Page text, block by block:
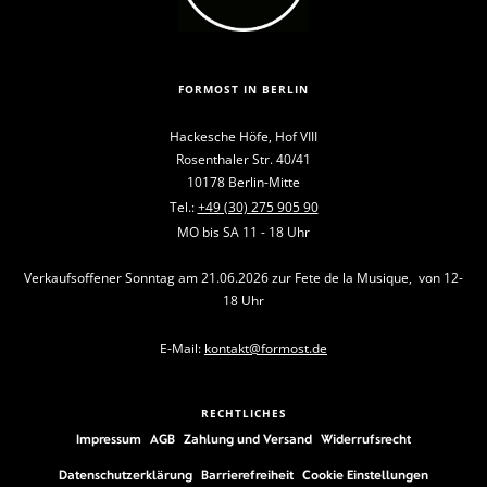
FORMOST IN BERLIN
Hackesche Höfe, Hof VIII
Rosenthaler Str. 40/41
10178 Berlin-Mitte
Tel.:+49 (30) 275 905 90
MO bis SA 11 - 18 Uhr
Verkaufsoffener Sonntag am 21.06.2026 zur Fete de la Musique, von 12-
18 Uhr
E-Mail: kontakt@formost.de
RECHTLICHES
Impressum AGB Zahlung und Versand Widerrufsrecht
Datenschutzerklärung Barrierefreiheit Cookie Einstellungen